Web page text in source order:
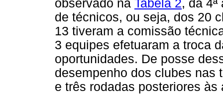
observado na Tabela 2, da
de técnicos, ou seja, dos 20
13 tiveram a comissão
3 equipes efetuaram a troca
oportunidades. De posse
desempenho dos clubes nas
e três rodadas posteriores